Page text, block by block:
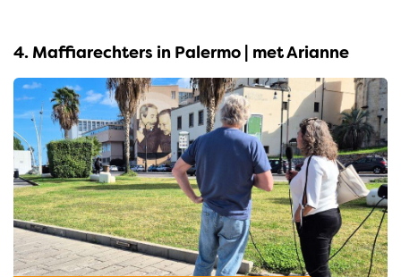
4. Maffiarechters in Palermo | met Arianne